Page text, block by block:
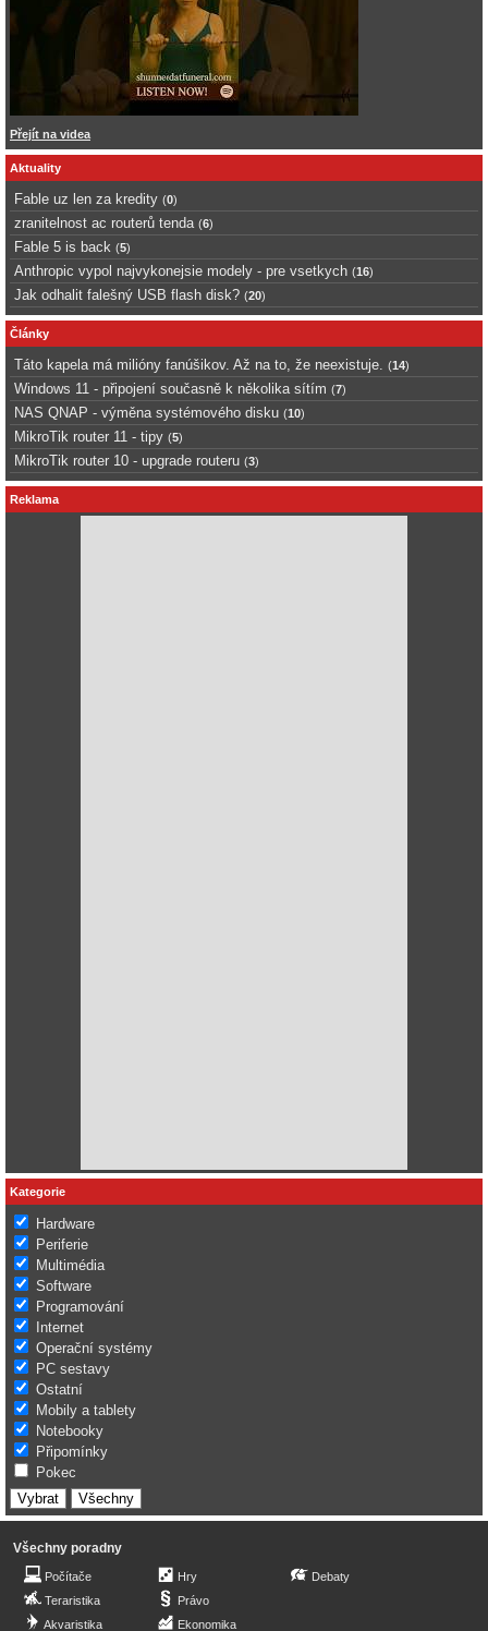
Přejít na videa
Aktuality
Fable uz len za kredity (0)
zranitelnost ac routerů tenda (6)
Fable 5 is back (5)
Anthropic vypol najvykonejsie modely - pre vsetkych (16)
Jak odhalit falešný USB flash disk? (20)
Články
Táto kapela má milióny fanúšikov. Až na to, že neexistuje. (14)
Windows 11 - připojení současně k několika sítím (7)
NAS QNAP - výměna systémového disku (10)
MikroTik router 11 - tipy (5)
MikroTik router 10 - upgrade routeru (3)
Reklama
Kategorie
Hardware
Periferie
Multimédia
Software
Programování
Internet
Operační systémy
PC sestavy
Ostatní
Mobily a tablety
Notebooky
Připomínky
Pokec
Všechny poradny
Počítače
Teraristika
Akvaristika
Hry
Právo
Ekonomika
Debaty